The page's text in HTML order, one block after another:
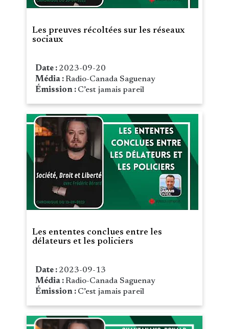
Les preuves récoltées sur les réseaux
sociaux
Date : 2023-09-20
Média :Radio-Canada Saguenay
Émission : C’est jamais pareil
Les ententes conclues entre les
délateurs et les policiers
Date : 2023-09-13
Média :Radio-Canada Saguenay
Émission : C’est jamais pareil